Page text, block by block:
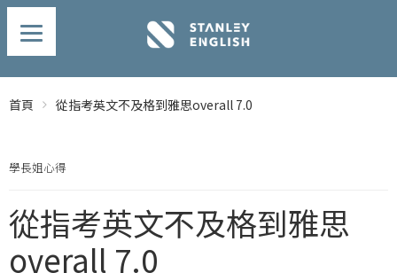
首頁 從指考英文不及格到雅思overall 7.0
學長姐心得
從指考英文不及格到雅思
overall 7.0